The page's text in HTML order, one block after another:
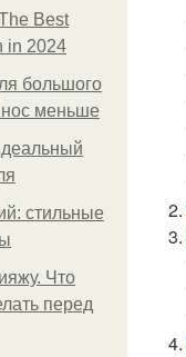
Best
in 2024
большого
нос меньше
стильные
Что
перед